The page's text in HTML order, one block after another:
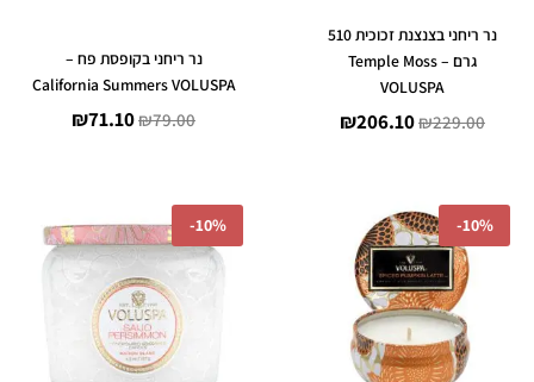
נר ריחני בצנצנת זכוכית 510
גרם – Temple Moss
VOLUSPA
₪229.00
₪206.10
נר ריחני בקופסת פח –
California Summers VOLUSPA
₪79.00
₪71.10
10%
-
המחיר
המקורי
היה:
₪79.00.
10%
-
המקורי
היה:
₪99.00.
הנוכחי
הוא: